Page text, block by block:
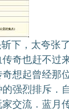
下，太夸张
奇也赶不过
想起曾经那
强烈排斥．
交流．蓝月